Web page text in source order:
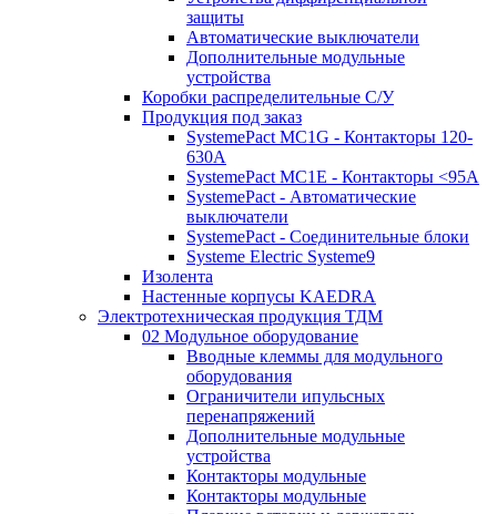
защиты
Автоматические выключатели
Дополнительные модульные
устройства
Коробки распределительные C/У
Продукция под заказ
SystemePact MC1G - Контакторы 120-
630A
SystemePact MC1E - Контакторы <95A
SystemePact - Автоматические
выключатели
SystemePact - Соединительные блоки
Systeme Electric Systeme9
Изолента
Настенные корпусы KAEDRA
Электротехническая продукция ТДМ
02 Модульное оборудование
Вводные клеммы для модульного
оборудования
Ограничители ипульсных
перенапряжений
Дополнительные модульные
устройства
Контакторы модульные
Контакторы модульные